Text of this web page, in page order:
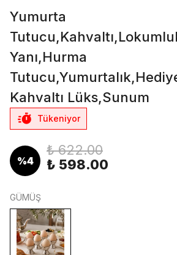
Yumurta
Yanı,Hurma
Kahvaltı Lüks,Sunum
Tükeniyor
%4
₺ 622.00
₺ 598.00
GÜMÜŞ